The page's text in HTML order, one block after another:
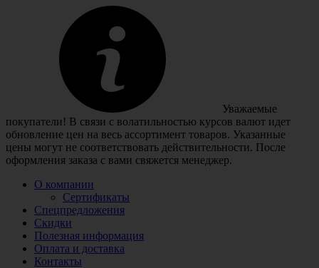
Уважаемые
покупатели! В связи с волатильностью курсов валют идет
обновление цен на весь ассортимент товаров. Указанные
цены могут не соответствовать действительности. После
оформления заказа с вами свяжется менеджер.
О компании
Сертификаты
Спецпредложения
Скидки
Полезная информация
Оплата и доставка
Контакты